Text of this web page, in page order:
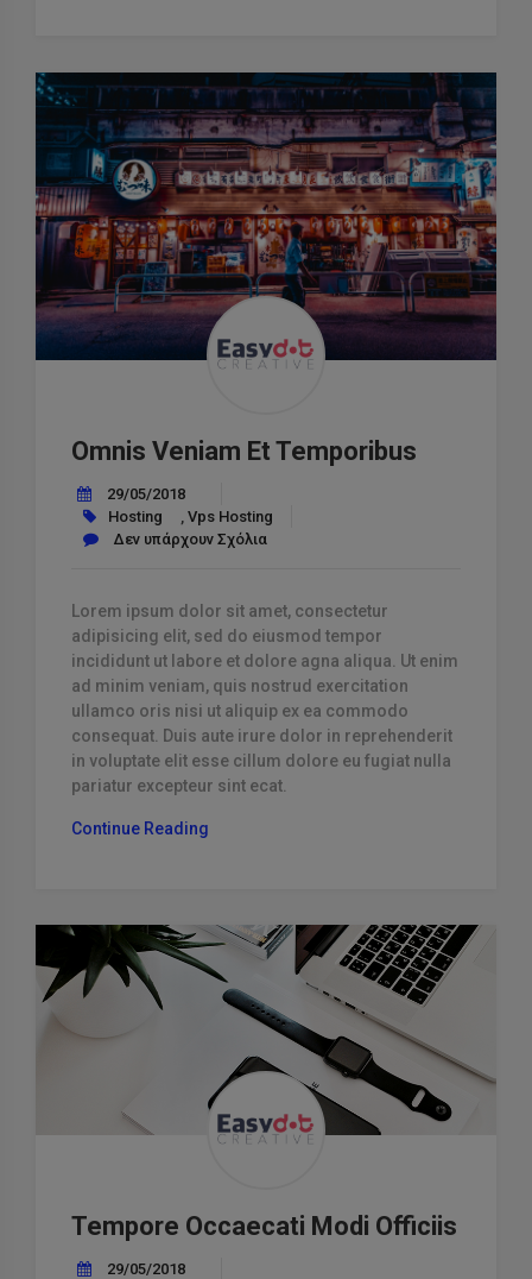
Omnis Veniam Et Temporibus
29/05/2018
Hosting
, Vps Hosting
Δεν υπάρχουν Σχόλια
Lorem ipsum dolor sit amet, consectetur
adipisicing elit, sed do eiusmod tempor
incididunt ut labore et dolore agna aliqua. Ut enim
ad minim veniam, quis nostrud exercitation
ullamco oris nisi ut aliquip ex ea commodo
consequat. Duis aute irure dolor in reprehenderit
in voluptate elit esse cillum dolore eu fugiat nulla
pariatur excepteur sint ecat.
Continue Reading
Tempore Occaecati Modi Officiis
29/05/2018